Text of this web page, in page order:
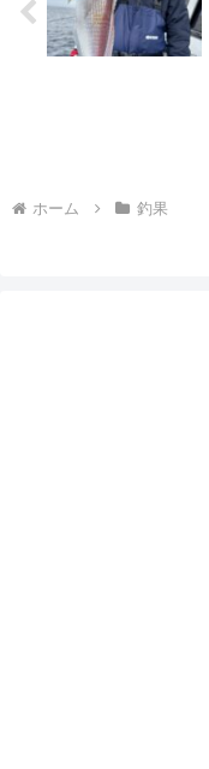
ホーム 釣果